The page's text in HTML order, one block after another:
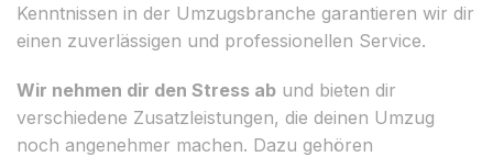
Kenntnissen in der Umzugsbranche garantieren wir dir
einen zuverlässigen und professionellen Service.
Wir nehmen dir den Stress ab und bieten dir
verschiedene Zusatzleistungen, die deinen Umzug
noch angenehmer machen. Dazu gehören